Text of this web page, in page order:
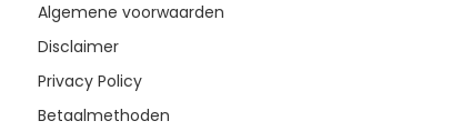
Algemene voorwaarden
Disclaimer
Privacy Policy
Betaalmethoden